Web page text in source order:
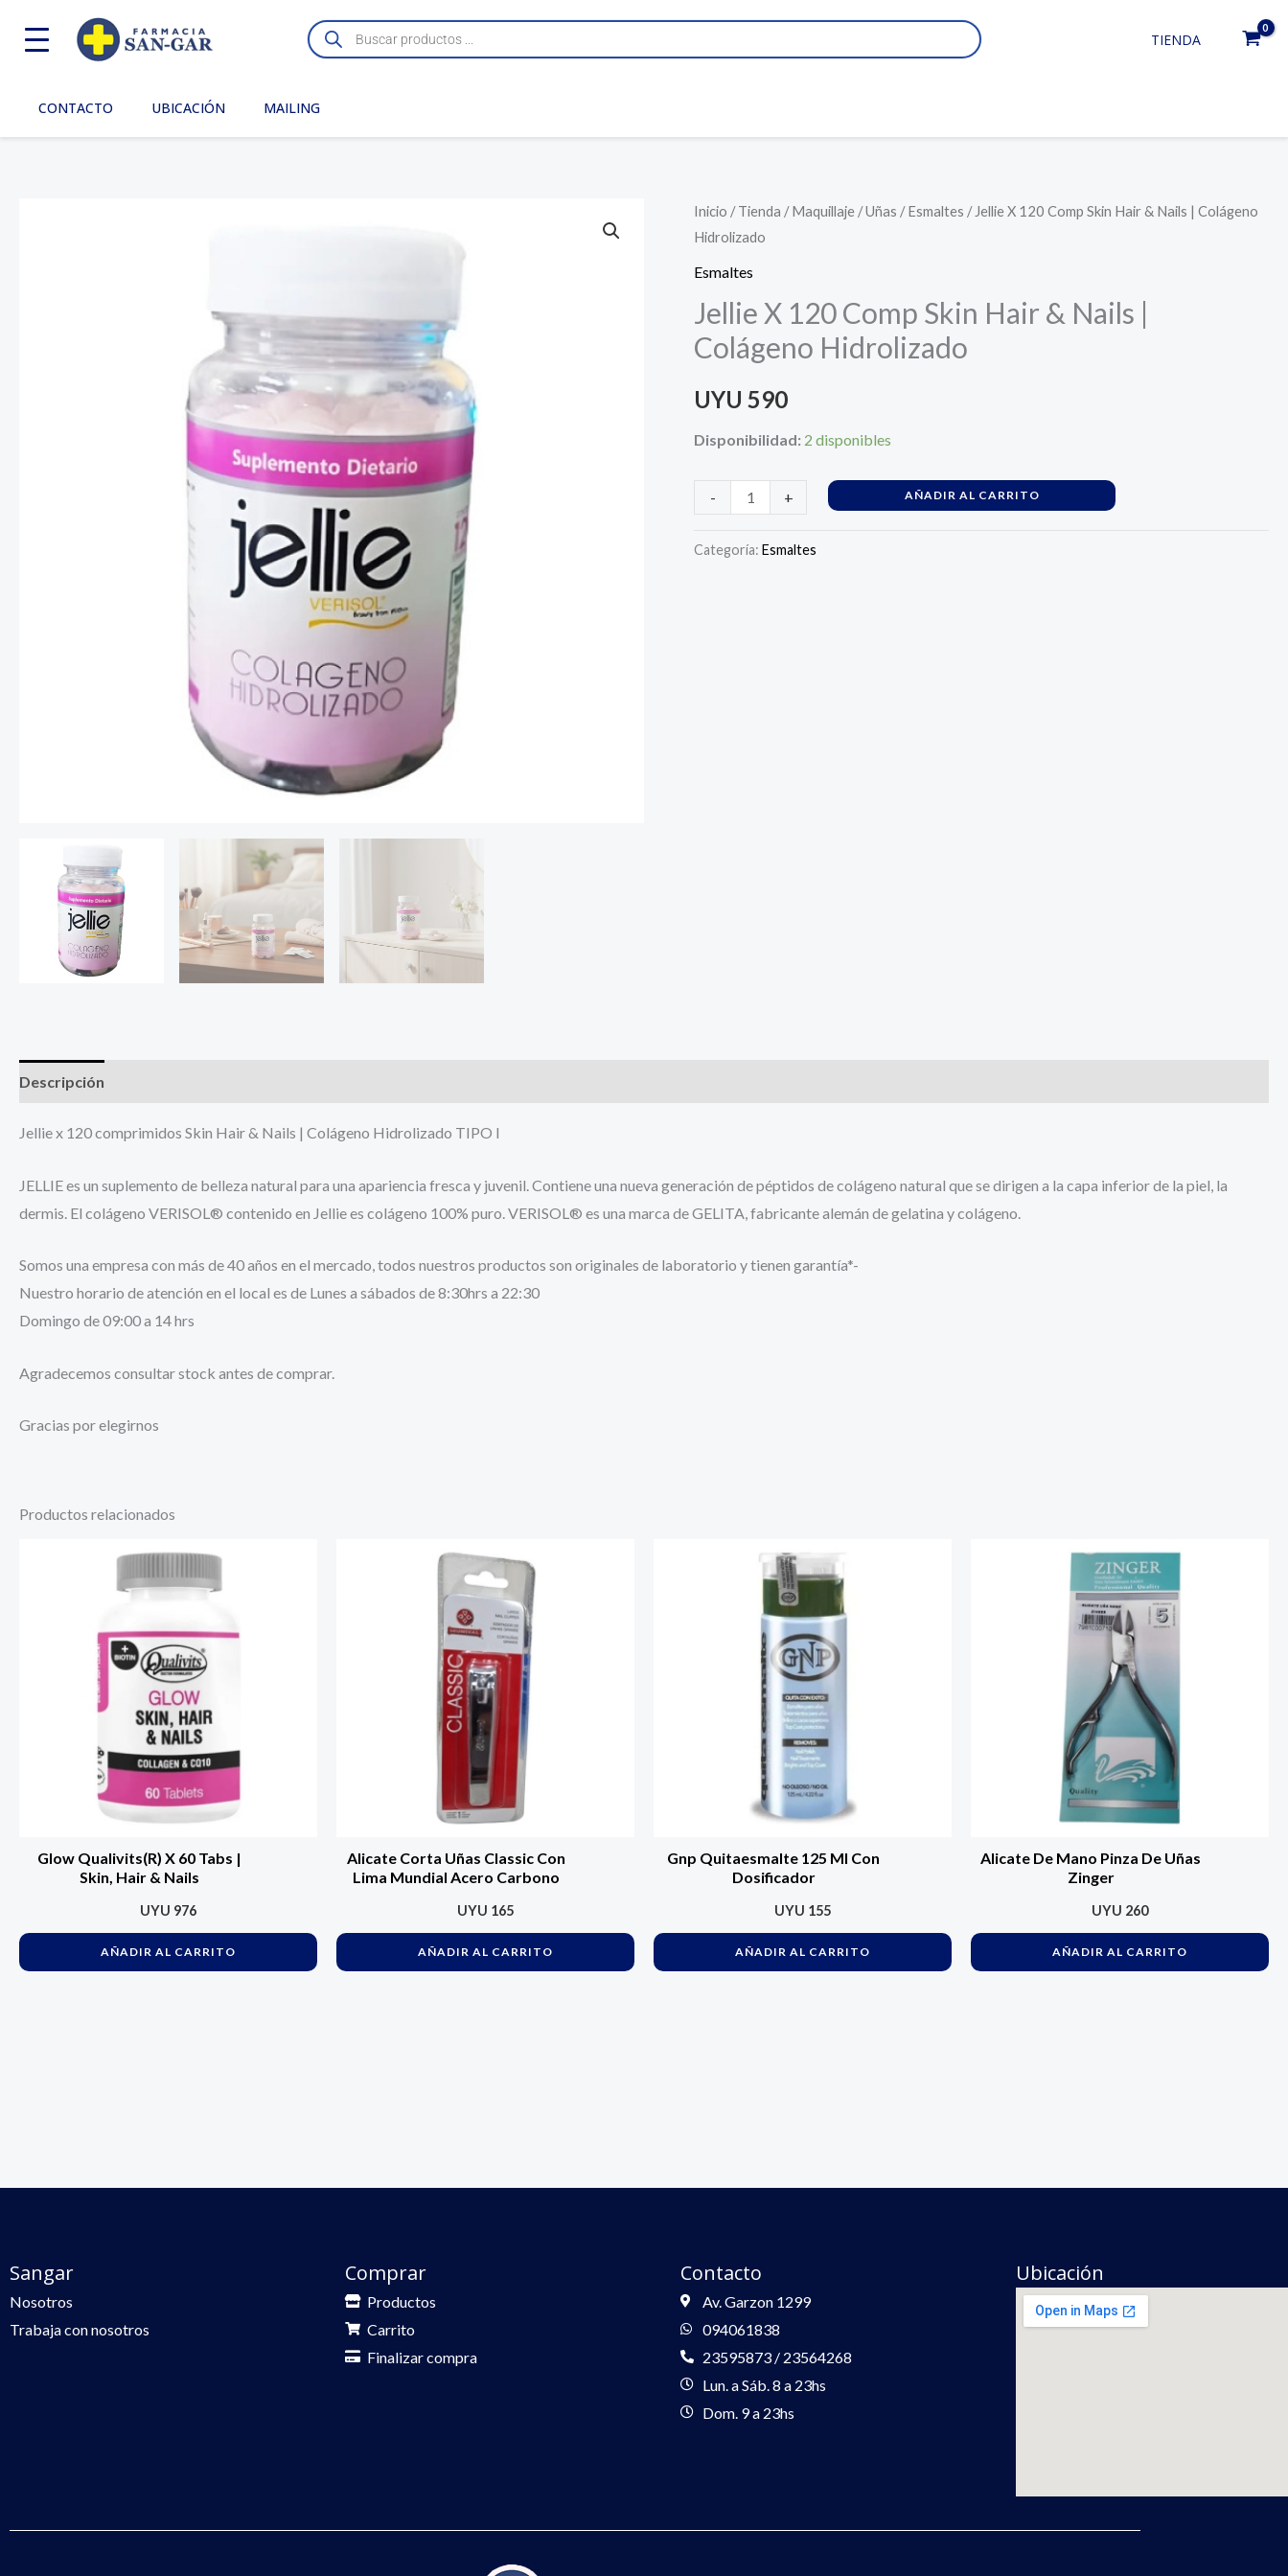
Búsqueda
de
productos
TIENDA
CONTACTO UBICACIÓN MAILING
Inicio /Tienda /Maquillaje /Uñas /Esmaltes / Jellie X 120 Comp Skin Hair & Nails | Colágeno
Hidrolizado
Esmaltes
Jellie X 120 Comp Skin Hair & Nails |
Colágeno Hidrolizado
UYU 590
Disponibilidad: 2 disponibles
-
Jellie
X
120
Skin
Hair
Nails
|
Hidrolizado
cantidad
+ AÑADIR AL CARRITO
Categoría:Esmaltes
Descripción
Jellie x 120 comprimidos Skin Hair & Nails | Colágeno Hidrolizado TIPO I
JELLIE es un suplemento de belleza natural para una apariencia fresca y juvenil. Contiene una nueva generación de péptidos de colágeno natural que se dirigen a la capa inferior de la piel, la
dermis. El colágeno VERISOL® contenido en Jellie es colágeno 100% puro. VERISOL® es una marca de GELITA, fabricante alemán de gelatina y colágeno.
Somos una empresa con más de 40 años en el mercado, todos nuestros productos son originales de laboratorio y tienen garantía*-
Nuestro horario de atención en el local es de Lunes a sábados de 8:30hrs a 22:30
Domingo de 09:00 a 14 hrs
Agradecemos consultar stock antes de comprar.
Gracias por elegirnos
Productos relacionados
Glow Qualivits(R) X 60 Tabs |
Skin, Hair & Nails
UYU 976
AÑADIR AL CARRITO
Alicate Corta Uñas Classic Con
Lima Mundial Acero Carbono
UYU 165
AÑADIR AL CARRITO
Gnp Quitaesmalte 125 Ml Con
Dosificador
UYU 155
AÑADIR AL CARRITO
Alicate De Mano Pinza De Uñas
Zinger
UYU 260
AÑADIR AL CARRITO
Sangar
Nosotros
Trabaja con nosotros
Comprar
Productos
Carrito
Finalizar compra
Contacto
Av. Garzon 1299
094061838
23595873 / 23564268
Lun. a Sáb. 8 a 23hs
Dom. 9 a 23hs
Ubicación